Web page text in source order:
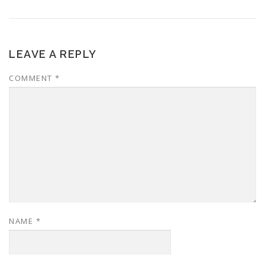
LEAVE A REPLY
COMMENT *
NAME *